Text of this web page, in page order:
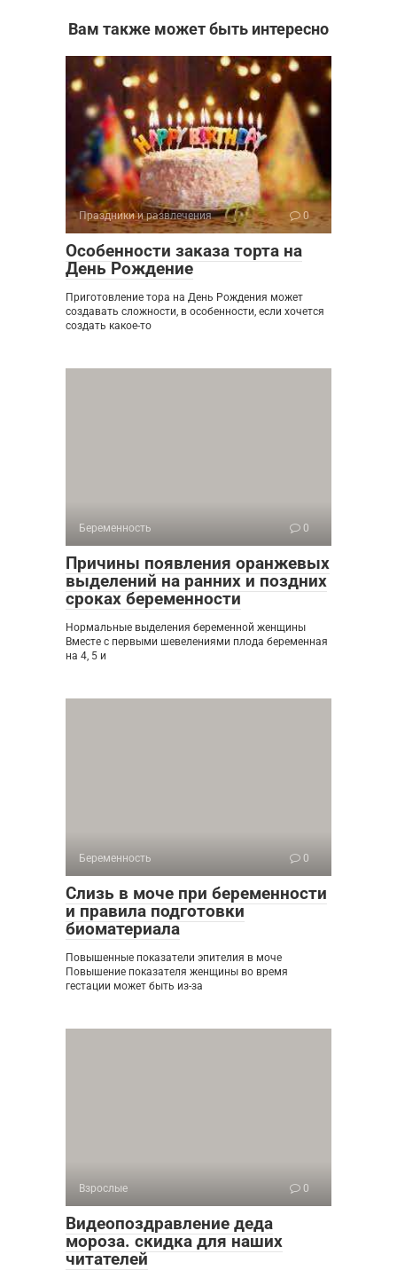
Вам также может быть интересно
Праздники и развлечения 0
Особенности заказа торта на
День Рождение
Приготовление тора на День Рождения может
создавать сложности, в особенности, если хочется
создать какое-то
Беременность 0
Причины появления оранжевых
выделений на ранних и поздних
сроках беременности
Нормальные выделения беременной женщины
Вместе с первыми шевелениями плода беременная
на 4, 5 и
Беременность 0
Слизь в моче при беременности
и правила подготовки
биоматериала
Повышенные показатели эпителия в моче
Повышение показателя женщины во время
гестации может быть из-за
Взрослые 0
Видеопоздравление деда
мороза. скидка для наших
читателей